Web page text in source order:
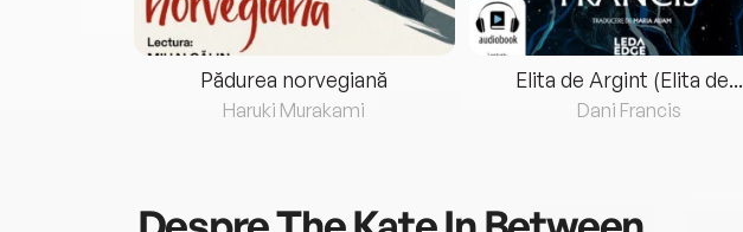
Pădurea norvegiană
Haruki Murakami
Elita de Argint (Elita de...
Dani Francis